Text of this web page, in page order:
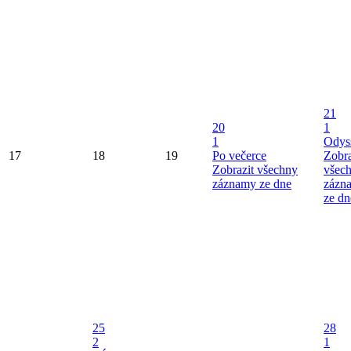
17 18 19
20
1
Po večerce
Zobrazit všechny
záznamy ze dne
21
1
ze
25
2
28
1